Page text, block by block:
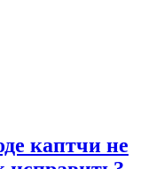
каптчи не